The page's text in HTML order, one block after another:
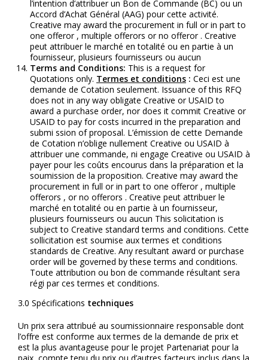
l’intention d’attribuer un Bon de Commande (BC) ou un
Accord d’Achat Général (AAG) pour cette activité.
Creative may award the procurement in full or in part to
one offeror , multiple offerors or no offeror . Creative
peut attribuer le marché en totalité ou en partie à un
fournisseur, plusieurs fournisseurs ou aucun
Terms and Conditions: This is a request for
Quotations only. Termes et conditions : Ceci est une
demande de Cotation seulement. Issuance of this RFQ
does not in any way obligate Creative or USAID to
award a purchase order, nor does it commit Creative or
USAID to pay for costs incurred in the preparation and
submi ssion of proposal. L’émission de cette Demande
de Cotation n’oblige nullement Creative ou USAID à
attribuer une commande, ni engage Creative ou USAID à
payer pour les coûts encourus dans la préparation et la
soumission de la proposition. Creative may award the
procurement in full or in part to one offeror , multiple
offerors , or no offerors . Creative peut attribuer le
marché en totalité ou en partie à un fournisseur,
plusieurs fournisseurs ou aucun This solicitation is
subject to Creative standard terms and conditions. Cette
sollicitation est soumise aux termes et conditions
standards de Creative. Any resultant award or purchase
order will be governed by these terms and conditions.
Toute attribution ou bon de commande résultant sera
régi par ces termes et conditions.
3.0 Spécifications techniques
Un prix sera attribué au soumissionnaire responsable dont
l’offre est conforme aux termes de la demande de prix et
est la plus avantageuse pour le projet Partenariat pour la
paix, compte tenu du prix ou d’autres facteurs inclus dans la